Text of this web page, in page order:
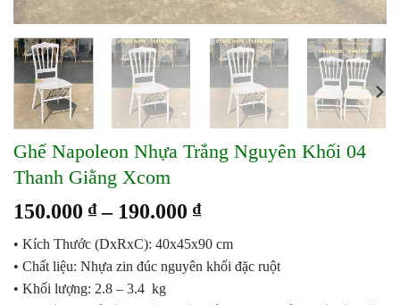
Ghế Napoleon Nhựa Trắng Nguyên Khối 04
Thanh Giằng Xcom
150.000 ₫ – 190.000 ₫Khoảng
từ
150.000 ₫
• Kích Thước (DxRxC): 40x45x90 cm
• Chất liệu: Nhựa zin đúc nguyên khối đặc ruột
• Khối lượng: 2.8 – 3.4 kg